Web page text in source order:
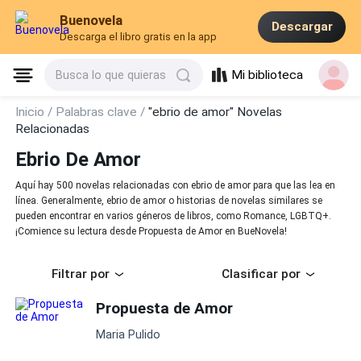
Buenovela
Descarga el libro gratis en la app
Descargar
Busca lo que quieras Mi biblioteca
Inicio / Palabras clave /"ebrio de amor" Novelas
Relacionadas
Ebrio De Amor
Aquí hay 500 novelas relacionadas con ebrio de amor para que las lea en
línea. Generalmente, ebrio de amor o historias de novelas similares se
pueden encontrar en varios géneros de libros, como Romance, LGBTQ+.
¡Comience su lectura desde Propuesta de Amor en BueNovela!
Filtrar por Clasificar por
Propuesta de Amor
Maria Pulido